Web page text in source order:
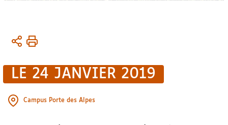
Vous
Accueil
LE 24 JANVIER 2019
Campus Porte des Alpes